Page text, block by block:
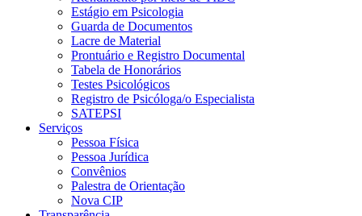
Estágio em Psicologia
Guarda de Documentos
Lacre de Material
Prontuário e Registro Documental
Tabela de Honorários
Testes Psicológicos
Registro de Psicóloga/o Especialista
SATEPSI
Serviços
Pessoa Física
Pessoa Jurídica
Convênios
Palestra de Orientação
Nova CIP